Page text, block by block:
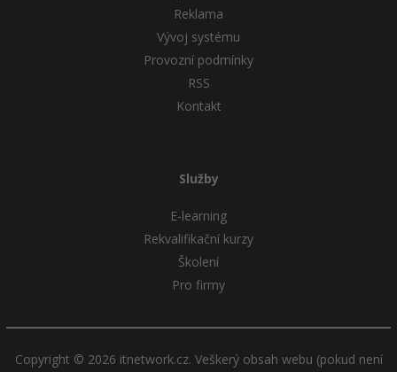
Reklama
Vývoj systému
Provozní podmínky
RSS
Kontakt
Služby
E-learning
Rekvalifikační kurzy
Školení
Pro firmy
Copyright © 2026 itnetwork.cz. Veškerý obsah webu (pokud není